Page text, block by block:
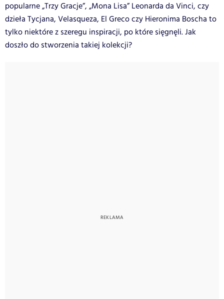
popularne „Trzy Gracje”, „Mona Lisa” Leonarda da Vinci, czy
dzieła Tycjana, Velasqueza, El Greco czy Hieronima Boscha to
tylko niektóre z szeregu inspiracji, po które sięgnęli. Jak
doszło do stworzenia takiej kolekcji?